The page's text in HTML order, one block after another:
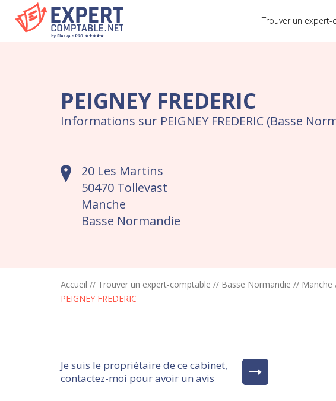
Trouver un
PEIGNEY FREDERIC
Informations sur PEIGNEY FREDERIC (Basse
20 Les Martins
50470 Tollevast
Manche
Basse Normandie
Accueil // Trouver un expert-comptable // Basse Normandie // Manche
PEIGNEY FREDERIC
Je suis le propriétaire de ce cabinet,
contactez-moi pour avoir un avis